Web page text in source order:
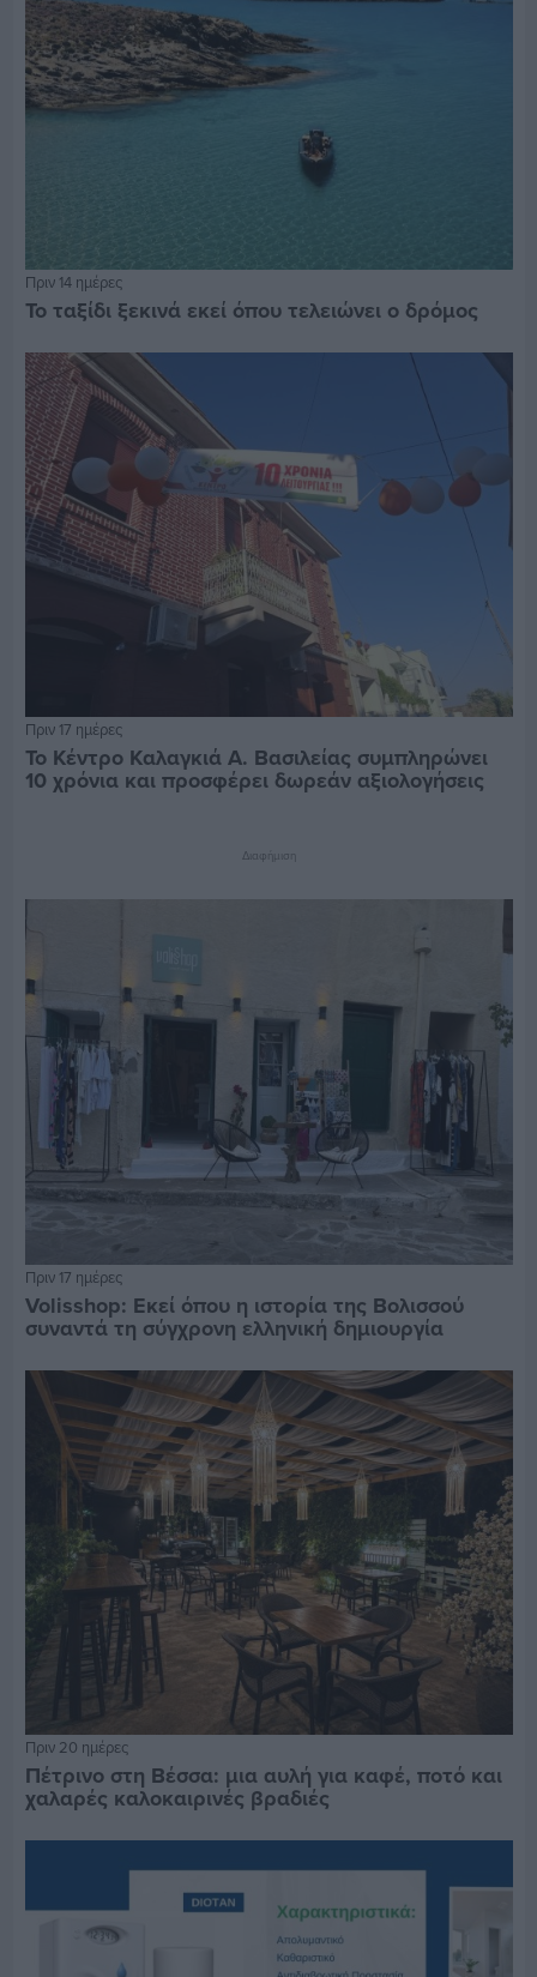
Πριν 14 ημέρες
Το ταξίδι ξεκινά εκεί όπου τελειώνει ο δρόμος
Πριν 17 ημέρες
Το Κέντρο Καλαγκιά Α. Βασιλείας συμπληρώνει
10 χρόνια και προσφέρει δωρεάν αξιολογήσεις
Διαφήμιση
Πριν 17 ημέρες
Volisshop: Εκεί όπου η ιστορία της Βολισσού
συναντά τη σύγχρονη ελληνική δημιουργία
Πριν 20 ημέρες
Πέτρινο στη Βέσσα: μια αυλή για καφέ, ποτό και
χαλαρές καλοκαιρινές βραδιές